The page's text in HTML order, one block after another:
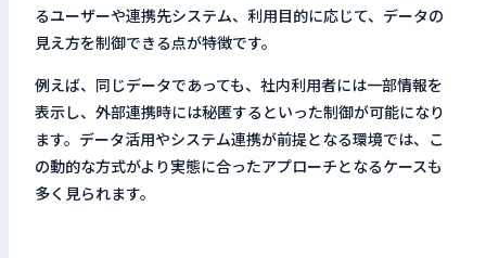
るユーザーや連携先システム、利用目的に応じて、データの
見え方を制御できる点が特徴です。
例えば、同じデータであっても、社内利用者には一部情報を
表示し、外部連携時には秘匿するといった制御が可能になり
ます。データ活用やシステム連携が前提となる環境では、こ
の動的な方式がより実態に合ったアプローチとなるケースも
多く見られます。